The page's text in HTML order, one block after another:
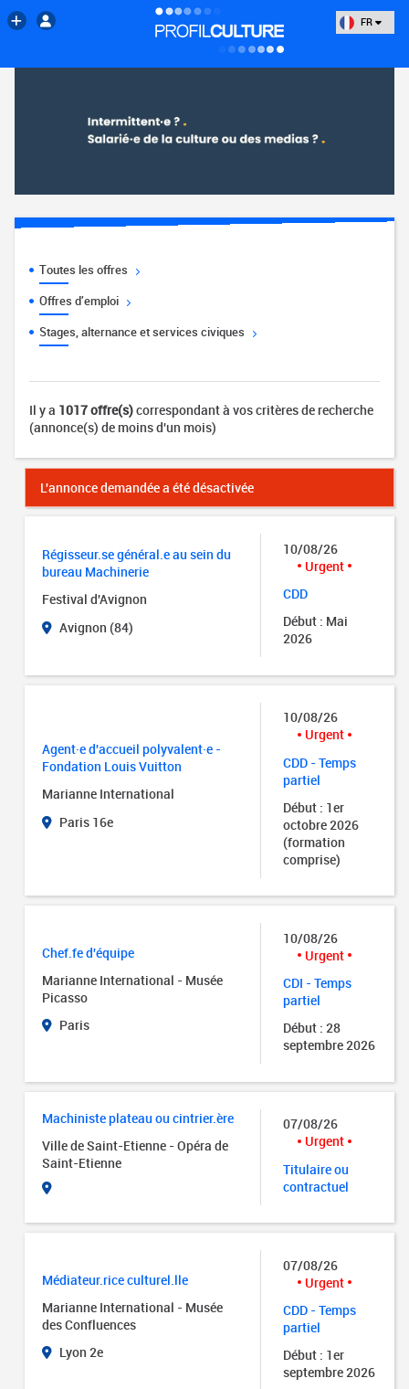
FR
Toutes les offres
Offres d'emploi
Stages, alternance et services civiques
Il y a 1017 offre(s)correspondant à vos critères de recherche
(annonce(s) de moins d'un mois)
L'annonce demandée a été désactivée
Régisseur.se général.e au sein du
bureau Machinerie
Festival d'Avignon
Avignon (84)
10/08/26
Urgent
CDD
Début : Mai
2026
Agent·e d'accueil polyvalent·e -
Fondation Louis Vuitton
Marianne International
Paris 16e
10/08/26
Urgent
CDD - Temps
partiel
Début : 1er
octobre 2026
(formation
comprise)
Chef.fe d'équipe
Marianne International - Musée
Picasso
Paris
10/08/26
Urgent
CDI - Temps
partiel
Début : 28
septembre 2026
Machiniste plateau ou cintrier.ère
Ville de Saint-Etienne - Opéra de
Saint-Etienne
07/08/26
Urgent
Titulaire ou
contractuel
Médiateur.rice culturel.lle
Marianne International - Musée
des Confluences
Lyon 2e
07/08/26
Urgent
CDD - Temps
partiel
Début : 1er
septembre 2026